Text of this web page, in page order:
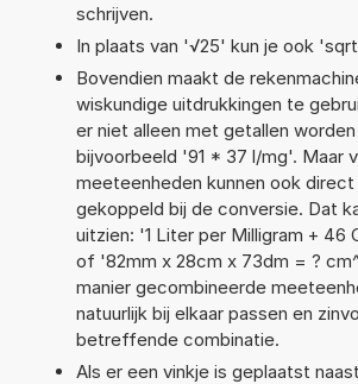
schrijven.
In plaats van '√25' kun je ook
Bovendien maakt de
wiskundige uitdrukkingen te
er niet alleen met getallen
bijvoorbeeld '91 * 37 l/mg'. Maar
meeteenheden kunnen ook direct
gekoppeld bij de conversie. Dat
uitzien: '1 Liter per Milligram + 46
of '82mm x 28cm x 73dm = ?
manier gecombineerde
natuurlijk bij elkaar passen en
betreffende combinatie.
Als er een vinkje is geplaatst